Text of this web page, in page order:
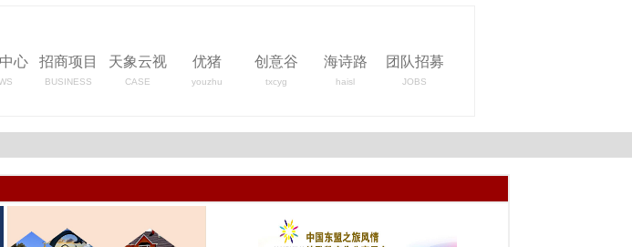
心 招商项目
BUSINESS
天象云视
CASE
优猪
youzhu
创意谷
txcyg
海诗路
haisl
团队招募
JOBS